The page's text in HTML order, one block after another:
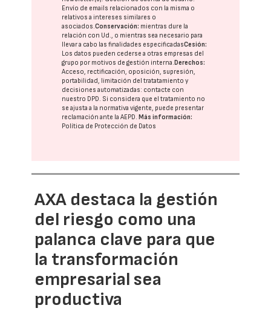
Envío de emails relacionados con la misma o
relativos a intereses similares o
asociados.Conservación: mientras dure la
relación con Ud., o mientras sea necesario para
llevar a cabo las finalidades especificadasCesión:
Los datos pueden cederse a otras empresas del
grupo por motivos de gestión interna.Derechos:
Acceso, rectificación, oposición, supresión,
portabilidad, limitación del tratatamiento y
decisiones automatizadas: contacte con
nuestro DPD. Si considera que el tratamiento no
se ajusta a la normativa vigente, puede presentar
reclamación ante laAEPD.Más información:
Política de Protección de Datos
AXA destaca la gestión
del riesgo como una
palanca clave para que
la transformación
empresarial sea
productiva